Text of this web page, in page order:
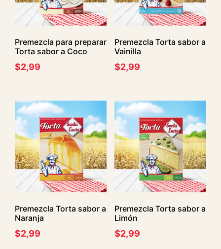
Premezcla para preparar
Torta sabor a Coco
$2,99
Premezcla Torta sabor a
Vainilla
$2,99
Premezcla Torta sabor a
Naranja
$2,99
Premezcla Torta sabor a
Limón
$2,99